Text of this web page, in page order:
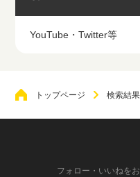
YouTube・Twitter等
トップページ 検索結果
フォロー・いいねを